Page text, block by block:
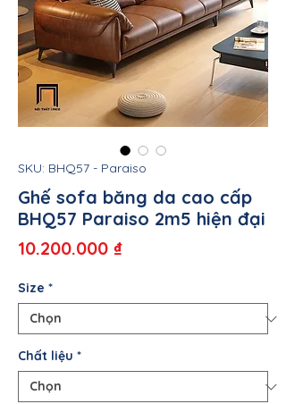
SKU: BHQ57 - Paraiso
Ghế sofa băng da cao cấp
BHQ57 Paraiso 2m5 hiện đại
10.200.000 ₫Giá
Size *
Chất liệu *